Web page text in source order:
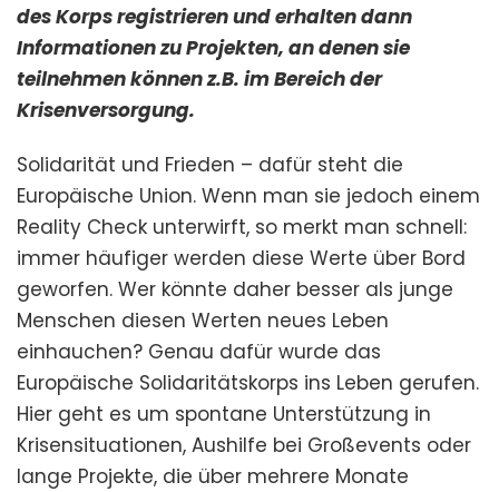
des Korps registrieren und erhalten dann
Informationen zu Projekten, an denen sie
teilnehmen können z.B. im Bereich der
Krisenversorgung.
Solidarität und Frieden – dafür steht die
Europäische Union. Wenn man sie jedoch einem
Reality Check unterwirft, so merkt man schnell:
immer häufiger werden diese Werte über Bord
geworfen. Wer könnte daher besser als junge
Menschen diesen Werten neues Leben
einhauchen? Genau dafür wurde das
Europäische Solidaritätskorps ins Leben gerufen.
Hier geht es um spontane Unterstützung in
Krisensituationen, Aushilfe bei Großevents oder
lange Projekte, die über mehrere Monate